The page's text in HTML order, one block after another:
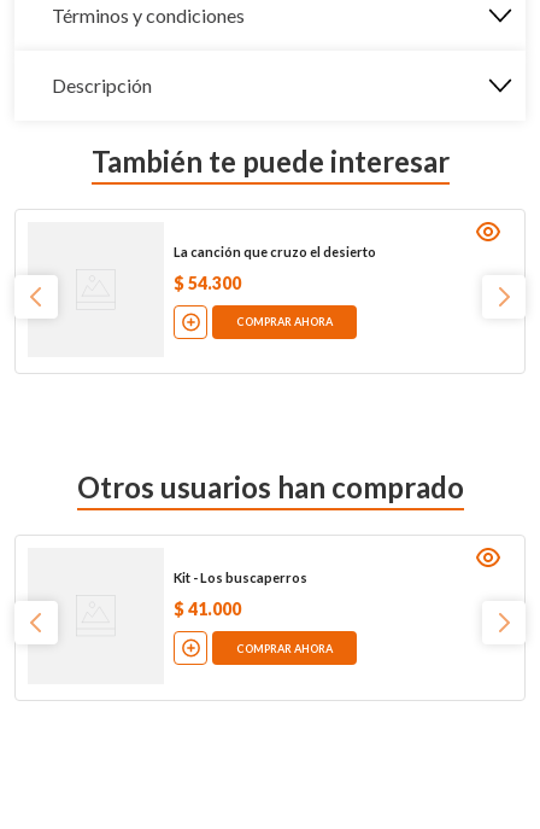
Términos y condiciones
Descripción
También te puede interesar
La canción que cruzo el desierto
$ 54.300
COMPRAR AHORA
Otros usuarios han comprado
Kit - Los buscaperros
$ 41.000
COMPRAR AHORA